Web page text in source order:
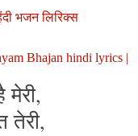
भजन लिरिक्स
Bhajan hindi lyrics |
मेरी,
तेरी,